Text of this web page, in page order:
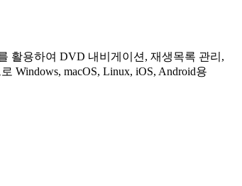
활용하여 DVD 내비게이션, 재생목록 관리,
Windows, macOS, Linux, iOS, Android용